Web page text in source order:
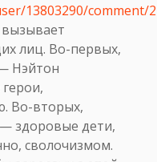
13803290/comment/
лиц. Во-первых,
Нэйтон
Во-вторых,
здоровые дети,
сволочизмом.